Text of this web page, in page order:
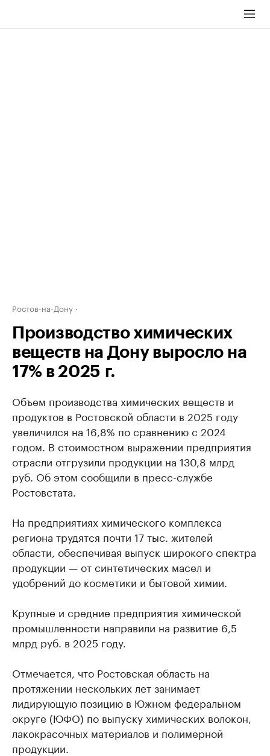
Ростов-на-Дону
Производство химических
веществ на Дону выросло на
17% в 2025 г.
Объем производства химических веществ и
продуктов в Ростовской области в 2025 году
увеличился на 16,8% по сравнению с 2024
годом. В стоимостном выражении предприятия
отрасли отгрузили продукции на 130,8 млрд
руб. Об этом сообщили в пресс-службе
Ростовстата.
На предприятиях химического комплекса
региона трудятся почти 17 тыс. жителей
области, обеспечивая выпуск широкого спектра
продукции — от синтетических масел и
удобрений до косметики и бытовой химии.
Крупные и средние предприятия химической
промышленности направили на развитие 6,5
млрд руб. в 2025 году.
Отмечается, что Ростовская область на
протяжении нескольких лет занимает
лидирующую позицию в Южном федеральном
округе (ЮФО) по выпуску химических волокон,
лакокрасочных материалов и полимерной
продукции.